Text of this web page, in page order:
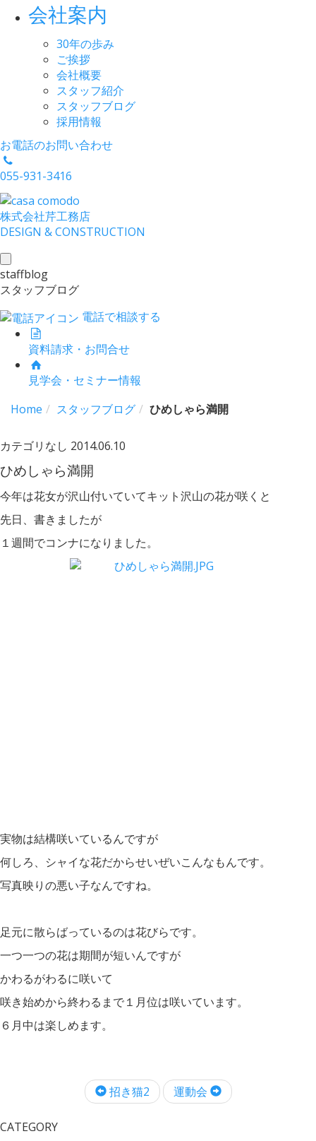
会社案内
30年の歩み
ご挨拶
会社概要
スタッフ紹介
スタッフブログ
採用情報
お電話のお問い合わせ
055-931-3416
株式会社芹工務店
DESIGN &CONSTRUCTION
toggle
navigation
staffblog
スタッフブログ
電話で相談する
資料請求・お問合せ
見学会・セミナー情報
Home
スタッフブログ ひめしゃら満開
カテゴリなし 2014.06.10
ひめしゃら満開
今年は花女が沢山付いていてキット沢山の花が咲くと
先日、書きましたが
１週間でコンナになりました。
実物は結構咲いているんですが
何しろ、シャイな花だからせいぜいこんなもんです。
写真映りの悪い子なんですね。
足元に散らばっているのは花びらです。
一つ一つの花は期間が短いんですが
かわるがわるに咲いて
咲き始めから終わるまで１月位は咲いています。
６月中は楽しめます。
招き猫2 運動会
CATEGORY